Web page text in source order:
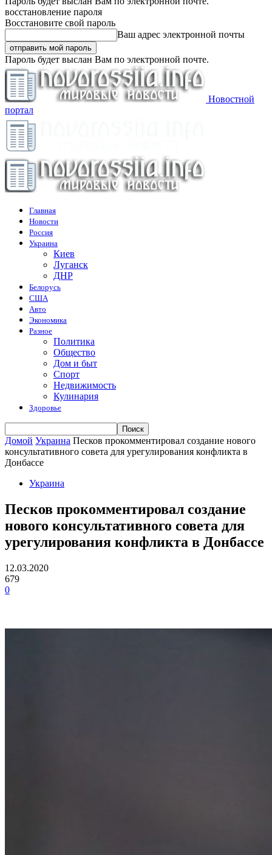
восстановление пароля
Восстановите свой пароль
Ваш адрес электронной почты
Пароль будет выслан Вам по электронной почте.
Новостной
портал
Главная
Новости
Россия
Украина
Киев
Луганск
ДНР
Белорусь
США
Авто
Экономика
Разное
Политика
Общество
Дом и быт
Спорт
Недвижимость
Кулинария
Здоровье
Домой Украина Песков прокомментировал создание нового
консультативного совета для урегулирования конфликта в
Донбассе
Украина
Песков прокомментировал создание
нового консультативного совета для
урегулирования конфликта в Донбассе
12.03.2020
679
0